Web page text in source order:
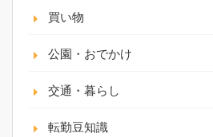
買い物
公園・おでかけ
交通・暮らし
転勤豆知識